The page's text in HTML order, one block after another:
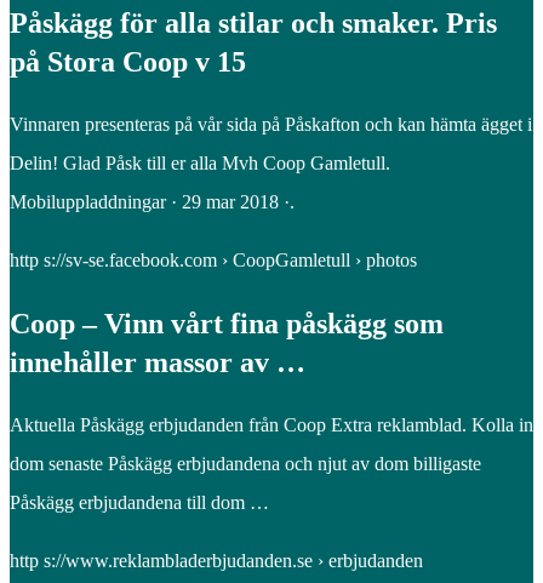
Påskägg för alla stilar och smaker. Pris
på Stora Coop v 15
Vinnaren presenteras på vår sida på Påskafton och kan hämta ägget i
Delin! Glad Påsk till er alla Mvh Coop Gamletull.
Mobiluppladdningar · 29 mar 2018 ·.
http s://sv-se.facebook.com › CoopGamletull › photos
Coop – Vinn vårt fina påskägg som
innehåller massor av …
Aktuella Påskägg erbjudanden från Coop Extra reklamblad. Kolla in
dom senaste Påskägg erbjudandena och njut av dom billigaste
Påskägg erbjudandena till dom …
http s://www.reklambladerbjudanden.se › erbjudanden